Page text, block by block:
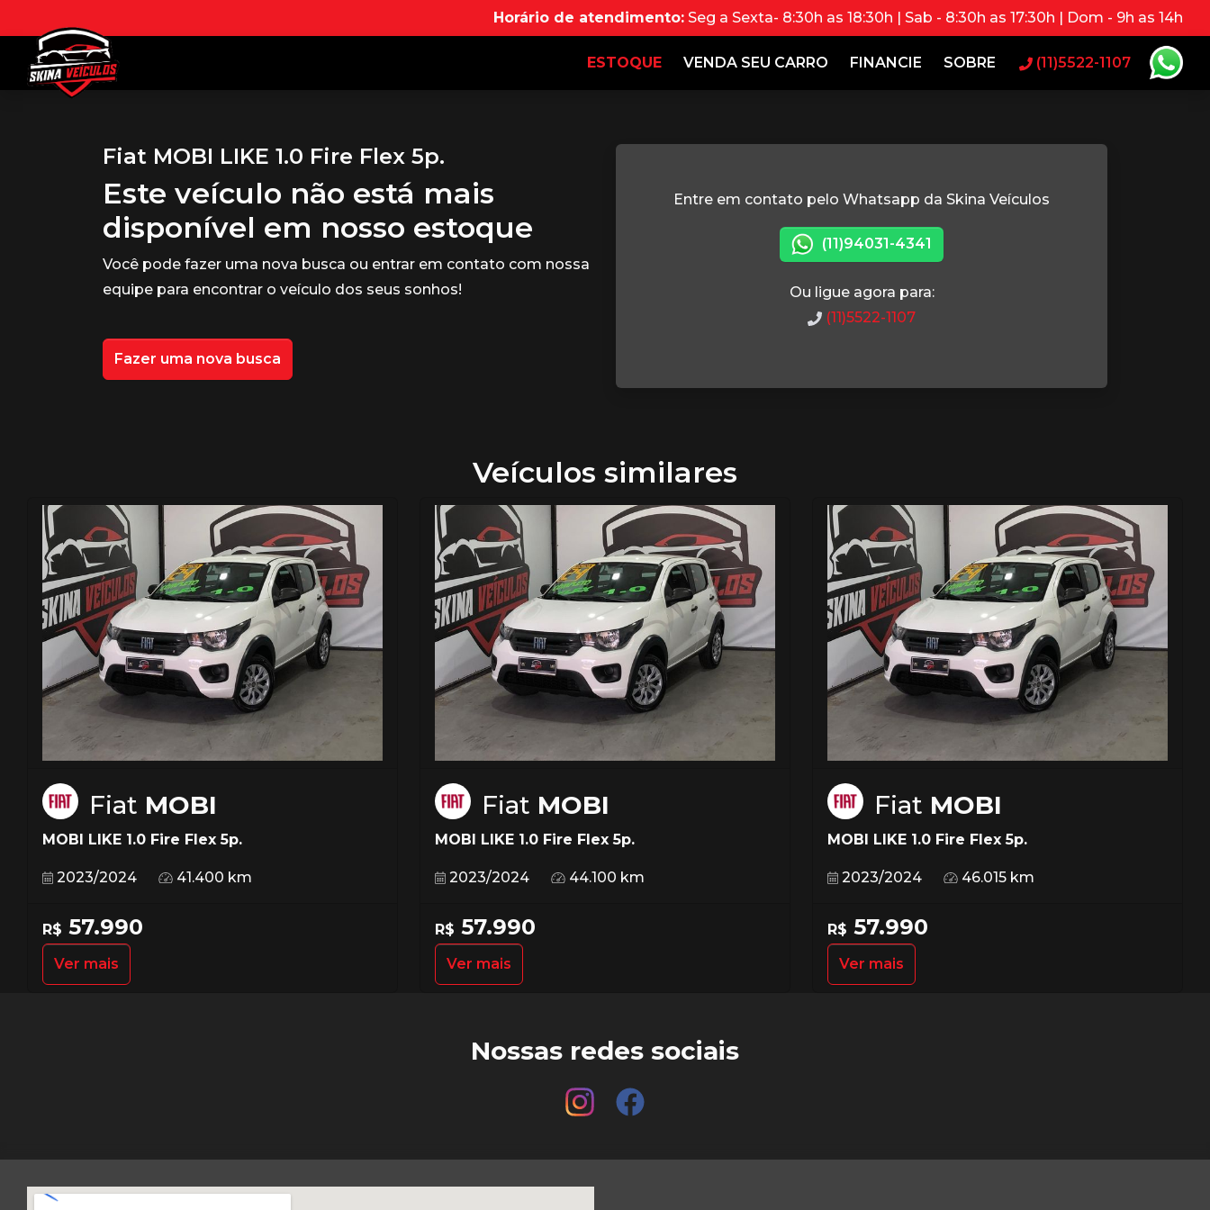
Horário de atendimento: Seg a Sexta- 8:30h as 18:30h | Sab - 8:30h as 17:30h | Dom - 9h as 14h
ESTOQUE VENDA SEU CARRO FINANCIE SOBRE (11)5522-1107
Fiat MOBI LIKE 1.0 Fire Flex 5p.
Este veículo não está mais
disponível em nosso estoque
Você pode fazer uma nova busca ou entrar em contato com nossa
equipe para encontrar o veículo dos seus sonhos!
Fazer uma nova busca
Entre em contato pelo Whatsapp da Skina Veículos
(11)94031-4341
Ou ligue agora para:
(11)5522-1107
Veículos similares
Fiat MOBI
MOBI LIKE 1.0 Fire Flex 5p.
2023/2024 41.400 km
R$ 57.990
Ver mais
Fiat MOBI
MOBI LIKE 1.0 Fire Flex 5p.
2023/2024 44.100 km
R$ 57.990
Ver mais
Fiat MOBI
MOBI LIKE 1.0 Fire Flex 5p.
2023/2024 46.015 km
R$ 57.990
Ver mais
Nossas redes sociais